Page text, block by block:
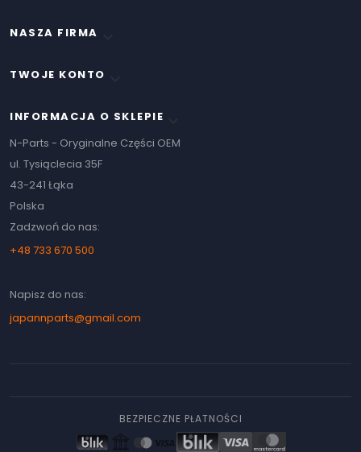
NASZA FIRMA
TWOJE KONTO
INFORMACJA O SKLEPIE
N-Parts - Oryginalne Części OEM
ul. Tysiąclecia 35F
43-241 Łąka
Polska
Zadzwoń do nas:
+48 733 670 500
Napisz do nas:
japannparts@gmail.com
BEZPIECZNE PŁATNOŚCI